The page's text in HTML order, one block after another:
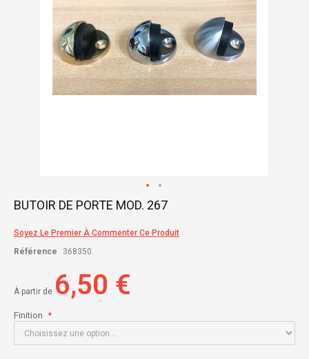
Skip
beginning
of
gallery
BUTOIR DE PORTE MOD. 267
Soyez Le Premier À Commenter Ce Produit
Référence
368350.
À partir de 6,50 €
Finition